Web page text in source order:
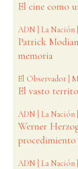
El cine como
ADN | La Nación
Patrick
memoria
El Observador |
El vasto
ADN | La Nación
Werner
ADN | La